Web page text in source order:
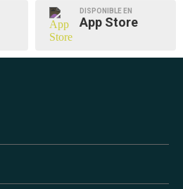
DISPONIBLE EN
App Store